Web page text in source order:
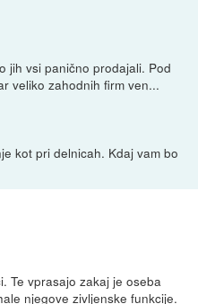
jih vsi panično prodajali. Pod
veliko zahodnih firm ven...
kot pri delnicah. Kdaj vam bo
Te vprasajo zakaj je oseba
njegove zivljenske funkcije.